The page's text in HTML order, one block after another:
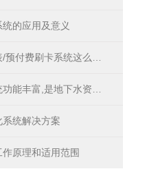
的应用及意义
统解决方案
原理和适用范围